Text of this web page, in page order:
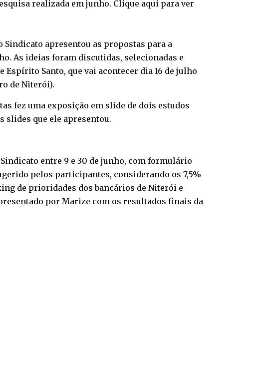
realizada em junho. Clique aqui para ver
Sindicato apresentou as propostas para a
As ideias foram discutidas, selecionadas e
Santo, que vai acontecer dia 16 de julho
de Niterói).
fez uma exposição em slide de dois estudos
slides que ele apresentou.
entre 9 e 30 de junho, com formulário
pelos participantes, considerando os 7,5%
de prioridades dos bancários de Niterói e
por Marize com os resultados finais da